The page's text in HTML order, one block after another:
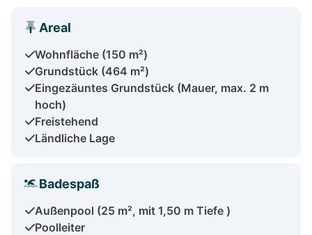
Areal
Wohnfläche (150 m²)
Grundstück (464 m²)
Eingezäuntes Grundstück (Mauer, max. 2 m
hoch)
Freistehend
Ländliche Lage
Badespaß
Außenpool (25 m², mit 1,50 m Tiefe )
Poolleiter